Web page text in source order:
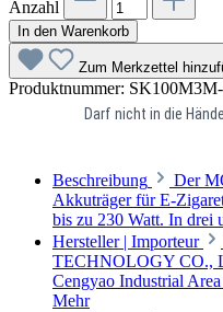
Anzahl
In den Warenkorb
Zum Merkzettel
Produktnummer: SK100M3M-
Darf nicht in die
Beschreibung
Der
Akkuträger für E-
bis zu 230 Watt. In drei
Hersteller | Importeur
TECHNOLOGY CO.,
Cengyao Industrial
Mehr